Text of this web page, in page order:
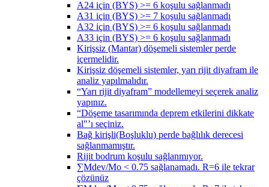
A24 için (BYS) >= 6 koşulu sağlanmadı
A31 için (BYS) >= 7 koşulu sağlanmadı
A32 için (BYS) >= 6 koşulu sağlanmadı
A33 için (BYS) >= 6 koşulu sağlanmadı
Kirişsiz (Mantar) döşemeli sistemler perde
içermelidir.
Kirişsiz döşemeli sistemler, yarı rijit diyafram ile
analiz yapılmalıdır.
“Yarı rijit diyafram” modellemeyi seçerek analiz
yapınız.
“Döşeme tasarımında deprem etkilerini dikkate
al"’ı seçiniz.
Bağ kirişli(Boşluklu) perde bağlılık derecesi
sağlanmamıştır.
Rijit bodrum koşulu sağlanmıyor.
∑Mdev/Mo < 0.75 sağlanamadı. R=6 ile tekrar
çözünüz